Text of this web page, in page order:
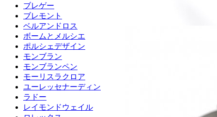
ブレゲー
ブレモント
ベルアンドロス
ボームとメルシエ
ポルシェデザイン
モンブラン
モンブランペン
モーリスラクロア
ユーレッセナーディン
ラドー
レイモンドウェイル